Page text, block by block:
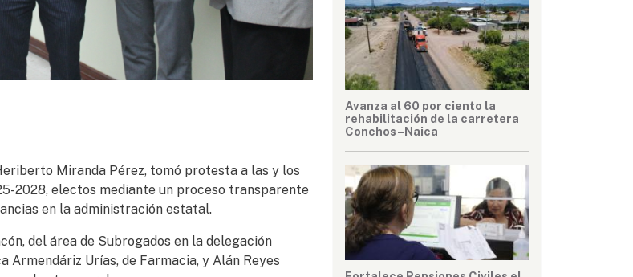
Miranda Pérez, tomó protesta a las y los
2028, electos mediante un proceso transparente
en la administración estatal.
del área de Subrogados en la delegación
Armendáriz Urías, de Farmacia, y Alán Reyes
Avanza al 60 por ciento la
rehabilitación de la carretera
Conchos–Naica